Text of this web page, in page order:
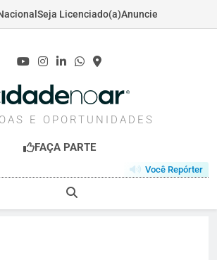
Seja Licenciado(a)Anuncie
E OPORTUNIDADES
FAÇA PARTE
Você Repórter